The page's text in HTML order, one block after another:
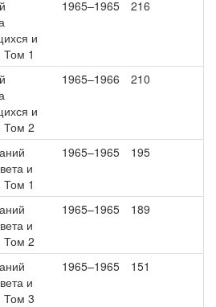
и
Том 1
1965–1965 216
и
Том 2
1965–1966 210
и
Том 1
1965–1965 195
и
Том 2
1965–1965 189
и
Том 3
1965–1965 151